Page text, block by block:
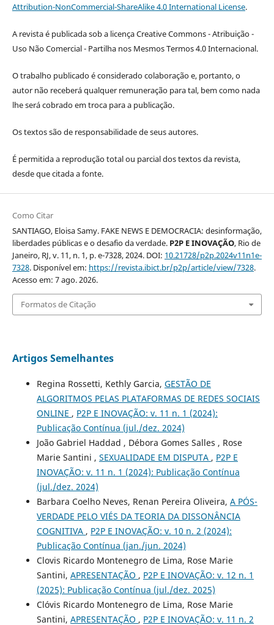
Attribution-NonCommercial-ShareAlike 4.0 International License.
A revista é publicada sob a licença Creative Commons - Atribuição -
Uso Não Comercial - Partilha nos Mesmos Termos 4.0 Internacional.
O trabalho publicado é considerado colaboração e, portanto, o
autor não receberá qualquer remuneração para tal, bem como nada
lhe será cobrado em troca para a publicação.
Os textos são de responsabilidade de seus autores.
É permitida a reprodução total ou parcial dos textos da revista,
desde que citada a fonte.
Como Citar
SANTIAGO, Eloisa Samy. FAKE NEWS E DEMOCRACIA: desinformação,
liberdades públicas e o desafio da verdade. P2P E INOVAÇÃO, Rio de
Janeiro, RJ, v. 11, n. 1, p. e-7328, 2024. DOI: 10.21728/p2p.2024v11n1e-
7328. Disponível em: https://revista.ibict.br/p2p/article/view/7328.
Acesso em: 7 ago. 2026.
Formatos de Citação
Artigos Semelhantes
Regina Rossetti, Kethly Garcia, GESTÃO DE
ALGORITMOS PELAS PLATAFORMAS DE REDES SOCIAIS
ONLINE , P2P E INOVAÇÃO: v. 11 n. 1 (2024):
Publicação Contínua (jul./dez. 2024)
João Gabriel Haddad , Débora Gomes Salles , Rose
Marie Santini , SEXUALIDADE EM DISPUTA , P2P E
INOVAÇÃO: v. 11 n. 1 (2024): Publicação Contínua
(jul./dez. 2024)
Barbara Coelho Neves, Renan Pereira Oliveira, A PÓS-
VERDADE PELO VIÉS DA TEORIA DA DISSONÂNCIA
COGNITIVA , P2P E INOVAÇÃO: v. 10 n. 2 (2024):
Publicação Contínua (jan./jun. 2024)
Clovis Ricardo Montenegro de Lima, Rose Marie
Santini, APRESENTAÇÃO , P2P E INOVAÇÃO: v. 12 n. 1
(2025): Publicação Contínua (jul./dez. 2025)
Clóvis Ricardo Montenegro de Lima, Rose Marie
Santini, APRESENTAÇÃO , P2P E INOVAÇÃO: v. 11 n. 2